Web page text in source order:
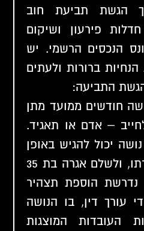
הגשת תביעת חוב
פירעון ושיקום
הנכסים הרשמי. יש
ברורות ולעתים
התביעה:
חודשים ממועד מתן
– אדם או תאגיד.
יכול להגיש באופן
ידני או מקוון, לבחירתו, ולשלם אגרה בת 35
הוספת תצהיר
עורך דין, בו הנושה
העובדות המוצגות